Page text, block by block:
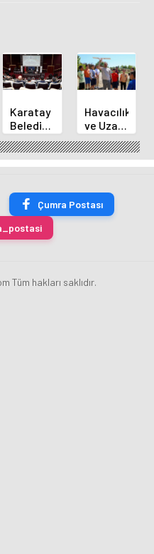
Karatay
Belediye
Başkanı
Kılca
Yeni
Açıkladı
Havacılık
ve Uzay
Yaz
Kursu
Başladı
Çumra Postası
hakları saklıdır.